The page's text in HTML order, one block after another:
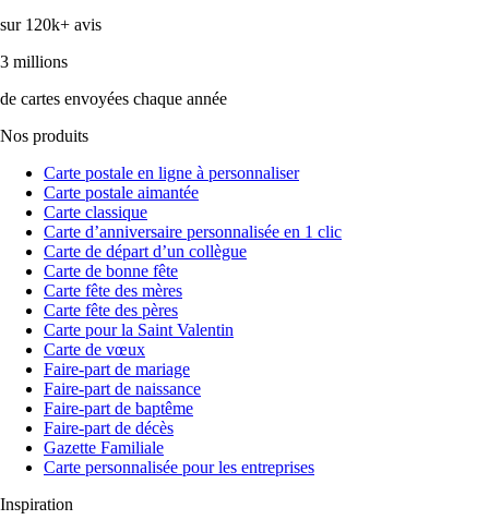
sur 120k+ avis
3 millions
de cartes envoyées chaque année
Nos produits
Carte postale en ligne à personnaliser
Carte postale aimantée
Carte classique
Carte d’anniversaire personnalisée en 1 clic
Carte de départ d’un collègue
Carte de bonne fête
Carte fête des mères
Carte fête des pères
Carte pour la Saint Valentin
Carte de vœux
Faire-part de mariage
Faire-part de naissance
Faire-part de baptême
Faire-part de décès
Gazette Familiale
Carte personnalisée pour les entreprises
Inspiration